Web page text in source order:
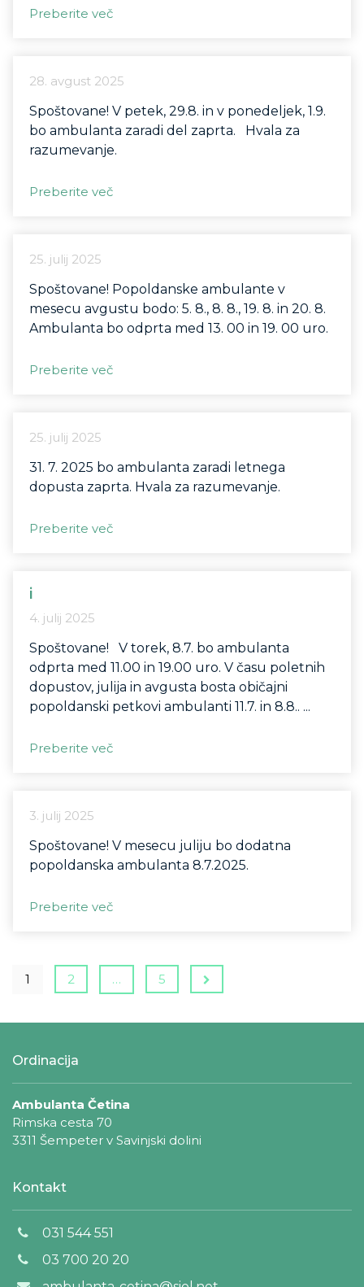
Preberite več
28. avgust 2025
Spoštovane! V petek, 29.8. in v ponedeljek, 1.9.
bo ambulanta zaradi del zaprta. Hvala za
razumevanje.
Preberite več
25. julij 2025
Spoštovane! Popoldanske ambulante v
mesecu avgustu bodo: 5. 8., 8. 8., 19. 8. in 20. 8.
Ambulanta bo odprta med 13. 00 in 19. 00 uro.
Preberite več
25. julij 2025
31. 7. 2025 bo ambulanta zaradi letnega
dopusta zaprta. Hvala za razumevanje.
Preberite več
i
4. julij 2025
Spoštovane! V torek, 8.7. bo ambulanta
odprta med 11.00 in 19.00 uro. V času poletnih
dopustov, julija in avgusta bosta običajni
popoldanski petkovi ambulanti 11.7. in 8.8.. ...
Preberite več
3. julij 2025
Spoštovane! V mesecu juliju bo dodatna
popoldanska ambulanta 8.7.2025.
Preberite več
1 2 … 5
Ordinacija
Ambulanta Četina
Rimska cesta 70
3311 Šempeter v Savinjski dolini
Kontakt
031 544 551
03 700 20 20